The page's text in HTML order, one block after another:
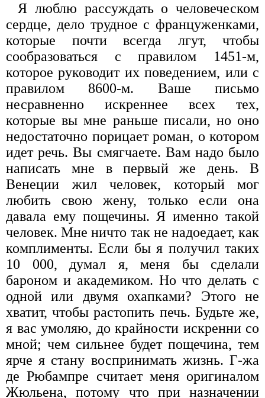
Я люблю рассуждать о человеческом
сердце, дело трудное с француженками,
которые почти всегда лгут, чтобы
сообразоваться с правилом 1451-м,
которое руководит их поведением, или с
правилом 8600-м. Ваше письмо
несравненно искреннее всех тех,
которые вы мне раньше писали, но оно
недостаточно порицает роман, о котором
идет речь. Вы смягчаете. Вам надо было
написать мне в первый же день. В
Венеции жил человек, который мог
любить свою жену, только если она
давала ему пощечины. Я именно такой
человек. Мне ничто так не надоедает, как
комплименты. Если бы я получил таких
10 000, думал я, меня бы сделали
бароном и академиком. Но что делать с
одной или двумя охапками? Этого не
хватит, чтобы растопить печь. Будьте же,
я вас умоляю, до крайности искренни со
мной; чем сильнее будет пощечина, тем
ярче я стану воспринимать жизнь. Г-жа
де Рюбампре считает меня оригиналом
Жюльена, потому что при назначении